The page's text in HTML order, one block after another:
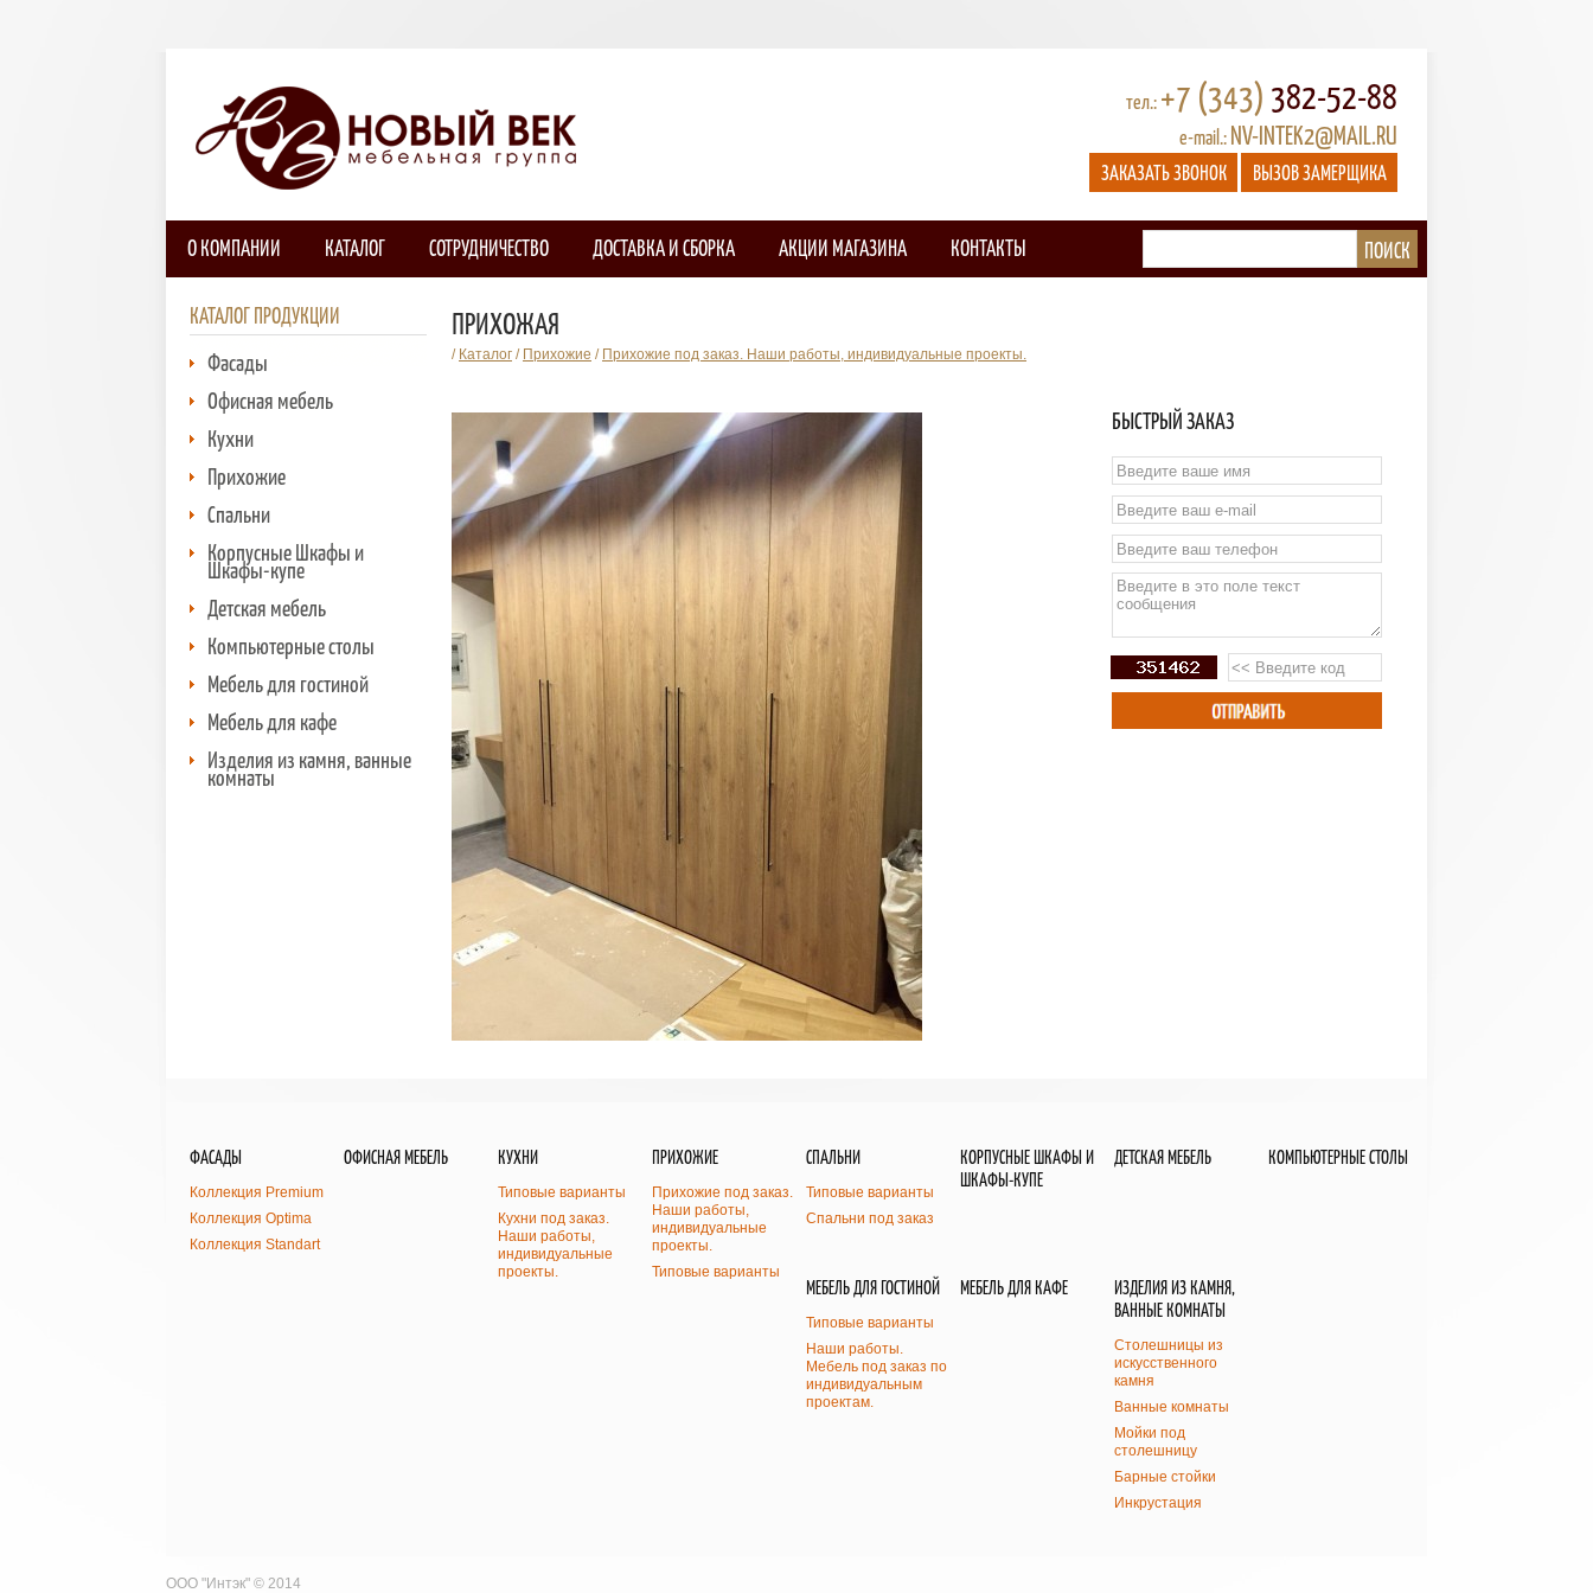
тел.:+7 (343) 382-52-88
e-mail.:NV-INTEK2@MAIL.RU
ЗАКАЗАТЬ ЗВОНОК ВЫЗОВ ЗАМЕРЩИКА
О КОМПАНИИ КАТАЛОГ СОТРУДНИЧЕСТВО ДОСТАВКА И СБОРКА АКЦИИ МАГАЗИНА КОНТАКТЫ
КАТАЛОГ ПРОДУКЦИИ
Фасады
Офисная мебель
Кухни
Прихожие
Спальни
Корпусные Шкафы и
Шкафы-купе
Детская мебель
Компьютерные столы
Мебель для гостиной
Мебель для кафе
Изделия из камня, ванные
комнаты
ПРИХОЖАЯ
/ Каталог / Прихожие / Прихожие под заказ. Наши работы, индивидуальные проекты.
БЫСТРЫЙ ЗАКАЗ
ФАСАДЫ
Коллекция Premium
Коллекция Optima
Коллекция Standart
ОФИСНАЯ МЕБЕЛЬ КУХНИ
Типовые варианты
Кухни под заказ.
Наши работы,
индивидуальные
проекты.
ПРИХОЖИЕ
Прихожие под заказ.
Наши работы,
индивидуальные
проекты.
Типовые варианты
СПАЛЬНИ
Типовые варианты
Спальни под заказ
КОРПУСНЫЕ ШКАФЫ И
ШКАФЫ-КУПЕ
ДЕТСКАЯ МЕБЕЛЬ КОМПЬЮТЕРНЫЕ СТОЛЫ
МЕБЕЛЬ ДЛЯ ГОСТИНОЙ
Типовые варианты
Наши работы.
Мебель под заказ по
индивидуальным
проектам.
МЕБЕЛЬ ДЛЯ КАФЕ
ИЗДЕЛИЯ ИЗ КАМНЯ,
ВАННЫЕ КОМНАТЫ
Столешницы из
искусственного
камня
Ванные комнаты
Мойки под
столешницу
Барные стойки
Инкрустация
ООО "Интэк" © 2014